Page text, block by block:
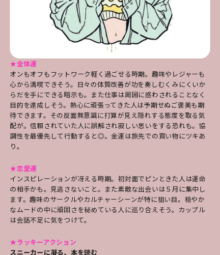
★全体運
オンもオフもフットワーク軽く過ごせる時期。趣味やレジャーも
心から満喫できそう。日々の体質改善が功を奏しむくみにくいか
らだを手にできる暗示も。また仕事は周囲に惑わされることなく
目的を達成しそう。熱心に頑張ってきた人は予期せぬご褒美も期
待できます。その反面無意識に打算が見え隠れする態度を取る気
配が。信頼されていた人に誤解され寂しい思いをする恐れも。協
調性を最優先して行動すると◎。金運は旅先での買い物にツキあ
り。
★恋愛運
インスピレーションが冴える時期。初対面でピンときた人は運命
の相手かも。見逃さないこと。また素敵な出会いは５月に集中し
ます。趣味のサークルやカルチャーシーンが特に狙い目。穏やか
なムードの中に頑固さを秘めている人に巡り合えそう。カップル
は会話不足に気をつけて。
★ラッキーアクション
スニーカーに凝る、本を読む